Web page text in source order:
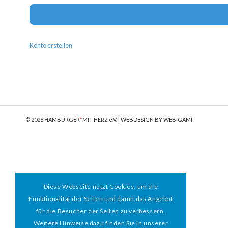
Konto erstellen
© 2026 HAMBURGER*MIT HERZ e.V. | WEBDESIGN BY WEBIGAMI
Diese Webseite nutzt Cookies, um die
Funktionalität der Seiten und damit das Angebot
für die Besucher der Seiten zu verbessern.
Weitere Hinweise dazu finden Sie in unserer